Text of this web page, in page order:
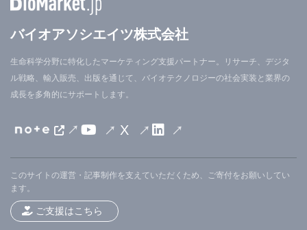
バイオアソシエイツ株式会社
生命科学分野に特化したマーケティング支援パートナー。リサーチ、デジタ
ル戦略、輸入販売、出版を通じて、バイオテクノロジーの社会実装と業界の
成長を多角的にサポートします。
X
このサイトの運営・記事制作を支えていただくため、ご寄付をお願いしてい
ます。
ご支援はこちら